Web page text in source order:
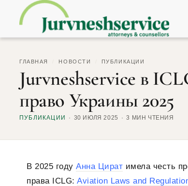
ГЛАВНАЯ НОВОСТИ ПУБЛИКАЦИИ
Jurvneshservice в
право Украины 2025
ПУБЛИКАЦИИ 30 ИЮЛЯ 2025 3 МИН ЧТЕНИЯ
В 2025 году Анна Цират имела честь
права ICLG: Aviation Laws and